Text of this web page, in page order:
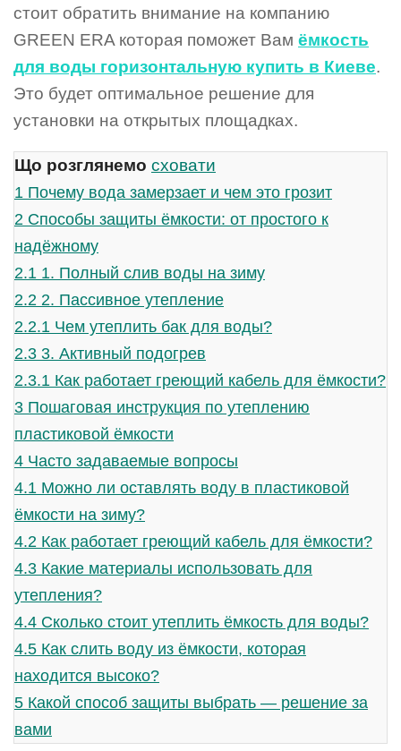
стоит обратить внимание на компанию
GREEN ERA которая поможет Вам ёмкость
для воды горизонтальную купить в Киеве.
Это будет оптимальное решение для
установки на открытых площадках.
Що розглянемо сховати
1 Почему вода замерзает и чем это грозит
2 Способы защиты ёмкости: от простого к
надёжному
2.1 1. Полный слив воды на зиму
2.2 2. Пассивное утепление
2.2.1 Чем утеплить бак для воды?
2.3 3. Активный подогрев
2.3.1 Как работает греющий кабель для ёмкости?
3 Пошаговая инструкция по утеплению
пластиковой ёмкости
4 Часто задаваемые вопросы
4.1 Можно ли оставлять воду в пластиковой
ёмкости на зиму?
4.2 Как работает греющий кабель для ёмкости?
4.3 Какие материалы использовать для
утепления?
4.4 Сколько стоит утеплить ёмкость для воды?
4.5 Как слить воду из ёмкости, которая
находится высоко?
5 Какой способ защиты выбрать — решение за
вами